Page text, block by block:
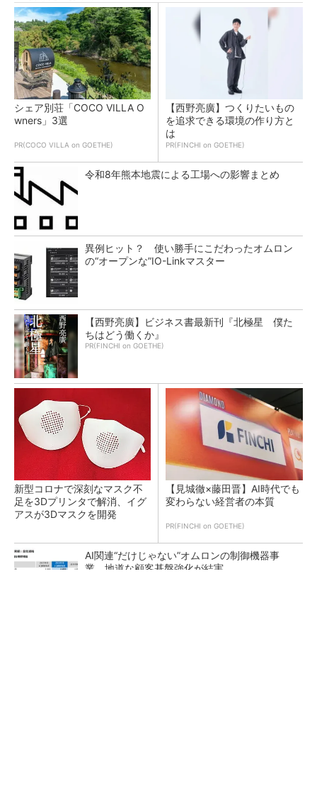
シェア別荘「COCO VILLA O
wners」3選
PR(COCO VILLA on GOETHE)
【西野亮廣】つくりたいもの
を追求できる環境の作り方と
は
PR(FINCHI on GOETHE)
令和8年熊本地震による工場への影響まとめ
異例ヒット？ 使い勝手にこだわったオムロン
の“オープンな”IO-Linkマスター
【西野亮廣】ビジネス書最新刊『北極星 僕た
ちはどう働くか』
PR(FINCHI on GOETHE)
新型コロナで深刻なマスク不
足を3Dプリンタで解消、イグ
アスが3Dマスクを開発
【見城徹×藤田晋】AI時代でも
変わらない経営者の本質
PR(FINCHI on GOETHE)
AI関連“だけじゃない”オムロンの制御機器事
業、地道な顧客基盤強化が結実